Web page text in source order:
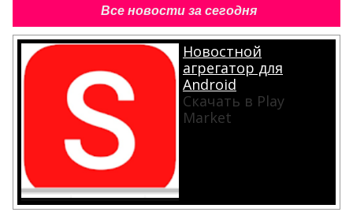
Все новости за сегодня
Новостной
агрегатор для
Android
Скачать в Play
Market